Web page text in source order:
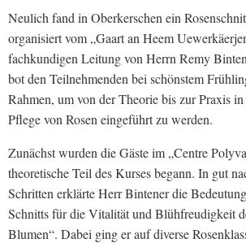
Neulich fand in Oberkerschen ein
organisiert vom „Gaart an Heem
fachkundigen Leitung von Herrn Remy
bot den Teilnehmenden bei schönstem
Rahmen, um von der Theorie bis zur Praxis
Pflege von Rosen eingeführt zu werden.
Zunächst wurden die Gäste im „Centre
theoretische Teil des Kurses begann. In gut
Schritten erklärte Herr Bintener die
Schnitts für die Vitalität und Blühfreudigkeit
Blumen“. Dabei ging er auf diverse